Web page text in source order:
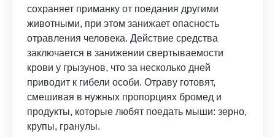
сохраняет приманку от поедания другими
животными, при этом занижает опасность
отравления человека. Действие средства
заключается в занижении свертываемости
крови у грызунов, что за несколько дней
приводит к гибели особи. Отраву готовят,
смешивая в нужных пропорциях бромед и
продукты, которые любят поедать мыши: зерно,
крупы, гранулы.